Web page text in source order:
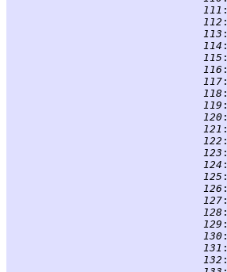
111 :
112 :
113 :
114 :
115 :
116 :
117 :
118 :
119 :
120 :
121 :
122 :
123 :
124 :
125 :
126 :
127 :
128 :
129 :
130 :
131 :
132 :